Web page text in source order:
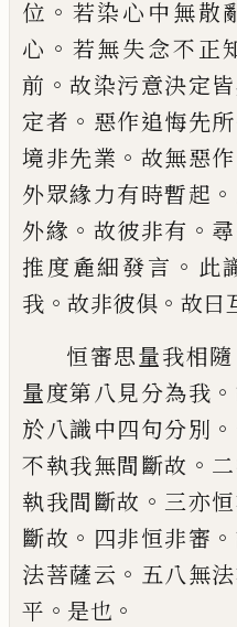
位 。 若染心中無散
心 。 若無失念不正
前 。故染污意決定
定者 。 惡作追悔先
境非先業 。 故無惡作
外眾緣力有時暫起 。
外緣 。 故彼非有 。
推度麁細發言 。 此
我 。 故非彼俱 。 故曰
恒審思量我相
量度第八見分為我 。
於八識中四句分別 。
不執我無間斷故 。
執我間斷故 。 三亦
斷故 。 四非恒非審 。
法菩薩云 。 五八無
平 。 是也 。